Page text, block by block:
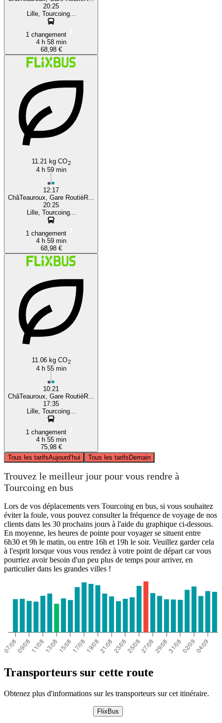
20:25
Lille, Tourcoing...
1 changement
4 h 58 min
68,98 €
11.21 kg CO2
4 h 59 min
12:17
ChâTeauroux, Gare RoutièR...
20:25
Lille, Tourcoing...
1 changement
4 h 59 min
68,98 €
11.06 kg CO2
4 h 55 min
10:21
ChâTeauroux, Gare RoutièR...
17:35
Lille, Tourcoing...
1 changement
4 h 55 min
75,98 €
Tous les tarifsAujourd’hui Tous les tarifsDemain
Trouvez le meilleur jour pour vous rendre à
Tourcoing en bus
Lors de vos déplacements vers Tourcoing en bus, si vous souhaitez
éviter la foule, vous pouvez consulter la fréquence de voyage de nos
clients dans les 30 prochains jours à l'aide du graphique ci-dessous.
En moyenne, les heures de pointe pour voyager se situent entre
6h30 et 9h le matin, ou entre 16h et 19h le soir. Veuillez garder cela
à l'esprit lorsque vous vous rendez à votre point de départ car vous
pourriez avoir besoin d'un peu plus de temps pour arriver, en
particulier dans les grandes villes !
Transporteurs sur cette route
Obtenez plus d'informations sur les transporteurs sur cet itinéraire.
FlixBus